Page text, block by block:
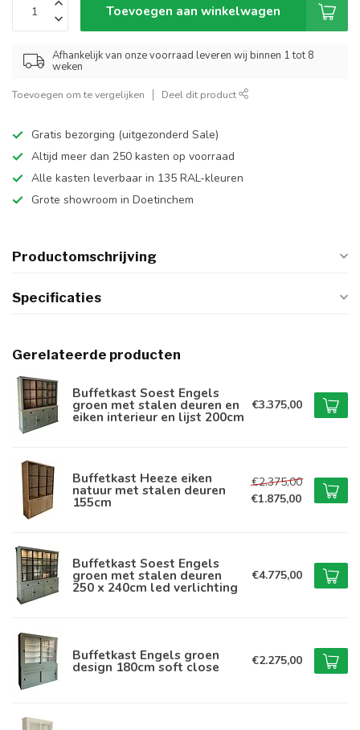
Toevoegen aan winkelwagen
Afhankelijk van onze voorraad leveren wij binnen 1 tot 8
weken
Toevoegen om te vergelijken Deel dit product
Gratis bezorging (uitgezonderd Sale)
Altijd meer dan 250 kasten op voorraad
Alle kasten leverbaar in 135 RAL-kleuren
Grote showroom in Doetinchem
Productomschrijving
Specificaties
Gerelateerde producten
Buffetkast Soest Engels
groen met stalen deuren en
eiken interieur en lijst 200cm
€3.375,00
Buffetkast Heeze eiken
natuur met stalen deuren
155cm
€2.375,00
€1.875,00
Buffetkast Soest Engels
groen met stalen deuren
250 x 240cm led verlichting
€4.775,00
Buffetkast Engels groen
design 180cm soft close €2.275,00